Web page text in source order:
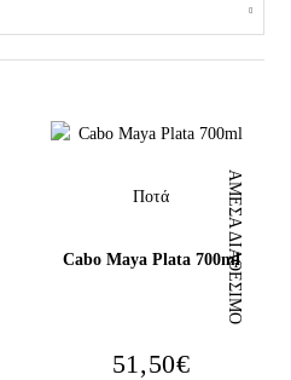
Ποτά
Cabo Maya Plata 700ml
ΆΜΕΣΑ ΔΙΑΘΈΣΙΜΟ
51,50€